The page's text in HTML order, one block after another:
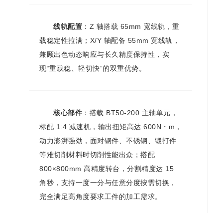
线轨配置 ：Z 轴搭载 65mm 宽线轨，重
载稳定性拉满；X/Y 轴配备 55mm 宽线轨，
兼顾出色动态响应与长久精度保持性，实
现“重载稳、轻切快”的双重优势。
核心部件 ：搭载 BT50-200 主轴单元，
标配 1:4 减速机，输出扭矩高达 600N・m，
动力澎湃强劲，面对钢件、不锈钢、锻打件
等难切削材料时切削性能出众；搭配
800×800mm 高精度转台，分割精度达 15
角秒，支持一度一分与任意分度按需切换，
完全满足高角度要求工件的加工需求。